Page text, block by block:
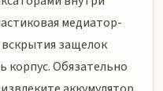
медиатор-
защелок
Обязательно